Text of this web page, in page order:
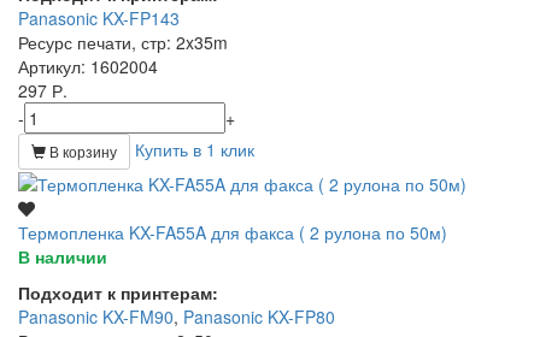
Panasonic KX-FP143
Ресурс печати, стр: 2x35m
Артикул: 1602004
297 Р.
-
+
В корзину Купить в 1 клик
Термопленка KX-FA55A для факса ( 2 рулона по 50м)
В наличии
Подходит к принтерам:
Panasonic KX-FM90, Panasonic KX-FP80